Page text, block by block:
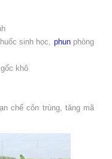
sinh học,
phun phòng
khô
chế côn trùng, tăng mã